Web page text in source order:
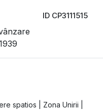
ID CP3111515
spatios | Zona Unirii |